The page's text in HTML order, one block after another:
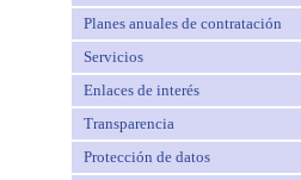
Planes anuales de contratación
Servicios
Enlaces de interés
Transparencia
Protección de datos